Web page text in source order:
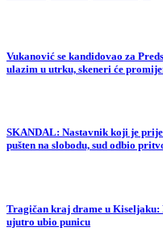
Vukanović se kandidovao za
ulazim u utrku, skeneri će
SKANDAL: Nastavnik koji je
pušten na slobodu, sud odbio
Tragičan kraj drame u
ujutro ubio punicu